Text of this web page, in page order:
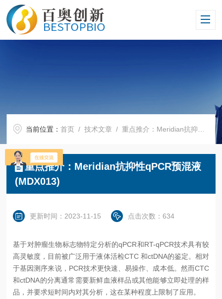
当前位置：首页 /技术文章 / 重点推介：Meridian抗抑性qPCR预混液(MDX013)
重点推介：Meridian抗抑性qPCR预混液
(MDX013)
更新时间：2023-11-15 点击次数：634
基于对肿瘤生物标志物特定分析的qPCR和RT-qPCR技术具有较
高灵敏度，目前被广泛用于液体活检CTC 和ctDNA的鉴定。相对
于基因测序来说， PCR技术更快速、易操作、成本低。然而CTC
和ctDNA的分离通常需要新鲜血液样品或其他能够立即处理的样
品，并要求短时间内对其分析，这在某种程度上限制了应用。